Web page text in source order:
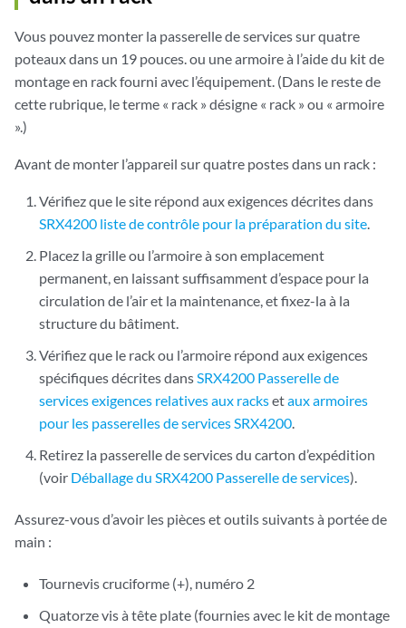
Vous pouvez monter la passerelle de services sur quatre
poteaux dans un 19 pouces. ou une armoire à l’aide du kit de
montage en rack fourni avec l’équipement. (Dans le reste de
cette rubrique, le terme « rack » désigne « rack » ou « armoire
».)
Avant de monter l’appareil sur quatre postes dans un rack :
Vérifiez que le site répond aux exigences décrites dans
SRX4200 liste de contrôle pour la préparation du site.
Placez la grille ou l’armoire à son emplacement
permanent, en laissant suffisamment d’espace pour la
circulation de l’air et la maintenance, et fixez-la à la
structure du bâtiment.
Vérifiez que le rack ou l’armoire répond aux exigences
spécifiques décrites dansSRX4200 Passerelle de
services exigences relatives aux racksetaux armoires
pour les passerelles de services SRX4200.
Retirez la passerelle de services du carton d’expédition
(voir Déballage du SRX4200 Passerelle de services).
Assurez-vous d’avoir les pièces et outils suivants à portée de
main :
Tournevis cruciforme (+), numéro 2
Quatorze vis à tête plate (fournies avec le kit de montage